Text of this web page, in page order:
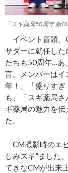
「スギ薬局50周年 新
イベント冒頭、
サダーに就任し
たちも50周年…あ
言。メンバーは
年！」「盛りす
も、「スギ薬局
ギ薬局の魅力を伝
た。
CM撮影時のエ
しみスギ”ました
てきなCMが出来